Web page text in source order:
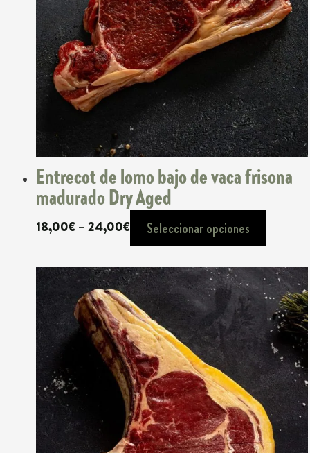
Entrecot de lomo bajo de vaca frisona
madurado Dry Aged
18,00€ – 24,00€Rango
desde
18,00€
hasta
24,00€
Seleccionar opciones